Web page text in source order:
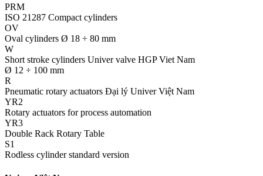
PRM
ISO 21287 Compact cylinders
OV
Oval cylinders Ø 18 ÷ 80 mm
W
Short stroke cylinders Univer valve HGP Viet Nam
Ø 12 ÷ 100 mm
R
Pneumatic rotary actuators Đại lý Univer Việt Nam
YR2
Rotary actuators for process automation
YR3
Double Rack Rotary Table
S1
Rodless cylinder standard version